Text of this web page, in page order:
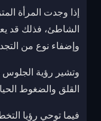
إذا وجدت المرأة
الشاطئ، فذلك قد
وإضفاء نوع من
وتشير رؤية الجلوس
القلق والضغوط
فيما توحي رؤيا